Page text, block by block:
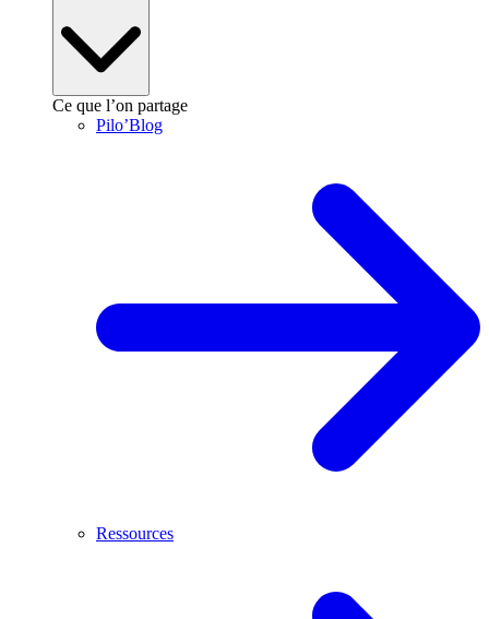
Ce que l’on partage
Pilo’Blog
Ressources